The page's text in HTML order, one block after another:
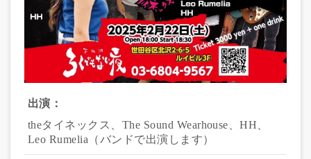
出演：
theタイネックス、The Sound Wearhouse、HH、
Leo Rumelia（バンドで出演します）